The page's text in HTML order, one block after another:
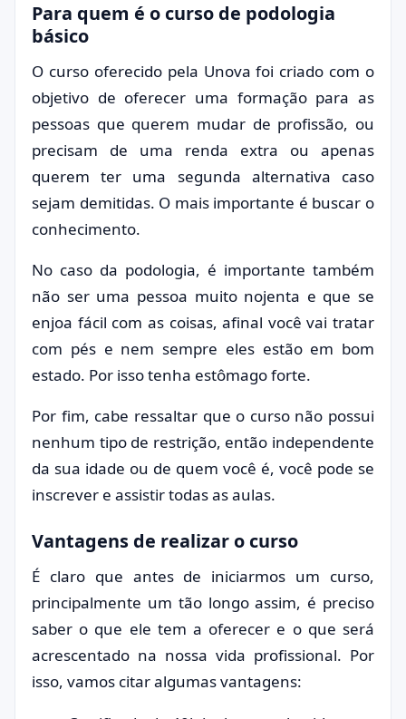
Para quem é o curso de podologia
básico
O curso oferecido pela Unova foi criado com o
objetivo de oferecer uma formação para as
pessoas que querem mudar de profissão, ou
precisam de uma renda extra ou apenas
querem ter uma segunda alternativa caso
sejam demitidas. O mais importante é buscar o
conhecimento.
No caso da podologia, é importante também
não ser uma pessoa muito nojenta e que se
enjoa fácil com as coisas, afinal você vai tratar
com pés e nem sempre eles estão em bom
estado. Por isso tenha estômago forte.
Por fim, cabe ressaltar que o curso não possui
nenhum tipo de restrição, então independente
da sua idade ou de quem você é, você pode se
inscrever e assistir todas as aulas.
Vantagens de realizar o curso
É claro que antes de iniciarmos um curso,
principalmente um tão longo assim, é preciso
saber o que ele tem a oferecer e o que será
acrescentado na nossa vida profissional. Por
isso, vamos citar algumas vantagens: